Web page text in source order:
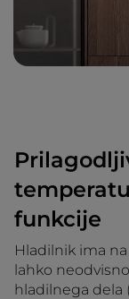
funkcije
Hladilnik ima
lahko
hladilnega dela